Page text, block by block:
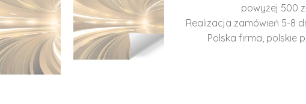
powyżej 500
Realizacja zamówień 5-8
Polska firma, polskie